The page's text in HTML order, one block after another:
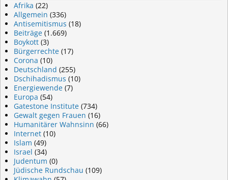
Afrika (22)
Allgemein (336)
Antisemitismus (18)
Beiträge (1.669)
Boykott (3)
Bürgerrechte (17)
Corona (10)
Deutschland (255)
Dschihadismus (10)
Energiewende (7)
Europa (54)
Gatestone Institute (734)
Gewalt gegen Frauen (16)
Humanitärer Wahnsinn (66)
Internet (10)
Islam (49)
Israel (34)
Judentum (0)
Jüdische Rundschau (109)